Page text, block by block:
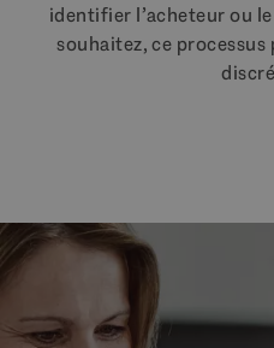
identifier l’acheteur ou
souhaitez, ce